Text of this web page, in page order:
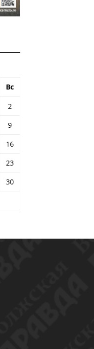
Вс
2
9
16
23
30